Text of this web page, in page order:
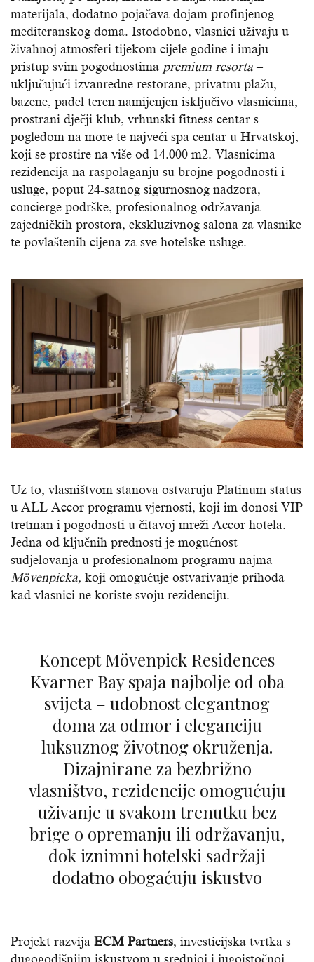
materijala, dodatno pojačava dojam profinjenog
mediteranskog doma. Istodobno, vlasnici uživaju u
živahnoj atmosferi tijekom cijele godine i imaju
pristup svim pogodnostima premium resorta –
uključujući izvanredne restorane, privatnu plažu,
bazene, padel teren namijenjen isključivo vlasnicima,
prostrani dječji klub, vrhunski fitness centar s
pogledom na more te najveći spa centar u Hrvatskoj,
koji se prostire na više od 14.000 m2. Vlasnicima
rezidencija na raspolaganju su brojne pogodnosti i
usluge, poput 24-satnog sigurnosnog nadzora,
concierge podrške, profesionalnog održavanja
zajedničkih prostora, ekskluzivnog salona za vlasnike
te povlaštenih cijena za sve hotelske usluge.
Uz to, vlasništvom stanova ostvaruju Platinum status
u ALL Accor programu vjernosti, koji im donosi VIP
tretman i pogodnosti u čitavoj mreži Accor hotela.
Jedna od ključnih prednosti je mogućnost
sudjelovanja u profesionalnom programu najma
Mövenpicka, koji omogućuje ostvarivanje prihoda
kad vlasnici ne koriste svoju rezidenciju.
Koncept Mövenpick Residences
Kvarner Bay spaja najbolje od oba
svijeta – udobnost elegantnog
doma za odmor i eleganciju
luksuznog životnog okruženja.
Dizajnirane za bezbrižno
vlasništvo, rezidencije omogućuju
uživanje u svakom trenutku bez
brige o opremanju ili održavanju,
dok iznimni hotelski sadržaji
dodatno obogaćuju iskustvo
Projekt razvija ECM Partners, investicijska tvrtka s
dugogodišnjim iskustvom u srednjoj i jugoistočnoj